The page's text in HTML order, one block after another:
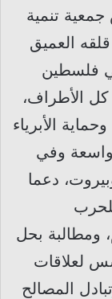
تنمية
العميق
في فلسطين
كل الأطراف،
الأبرياء
وفي
دعما
ومطالبة بحل
لعلاقات
المصالح